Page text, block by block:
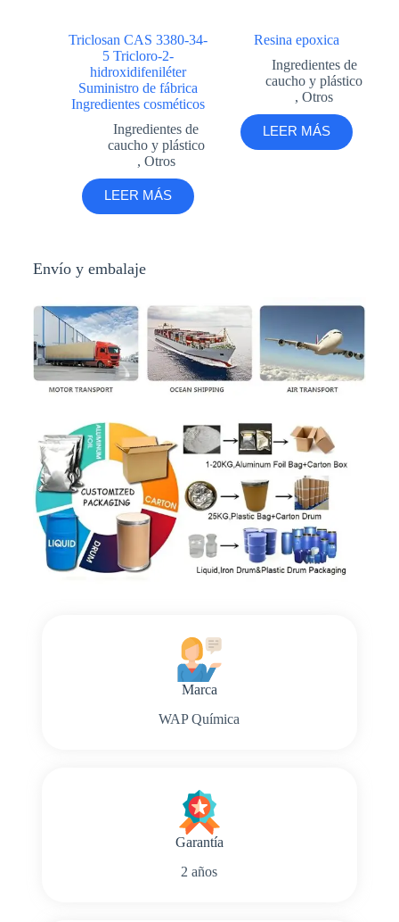
Triclosan CAS 3380-34-
5 Tricloro-2-
hidroxidifeniléter
Suministro de fábrica
Ingredientes cosméticos
Ingredientes de
caucho y plástico
, Otros
LEER MÁS
Resina epoxica
Ingredientes de
caucho y plástico
,Otros
LEER MÁS
Envío y embalaje
Marca
WAP Química
Garantía
2 años